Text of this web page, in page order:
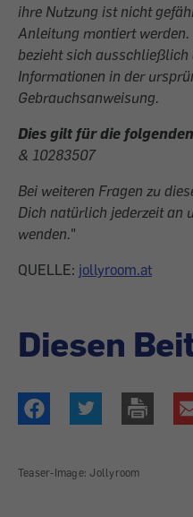
ihre Nutzung ist nicht
Anleitung montiert
bezieht sich
Informationen in der
Gebrauchsanweisung.
Dies gilt für die
& 10283507
Bei weiteren Fragen zu
Dich natürlich jederzeit an
wenden."
QUELLE: jollyroom.at
Diesen
Teaser-Image: Jollyroom